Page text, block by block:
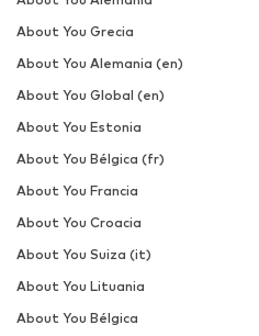
About You Grecia
About You Alemania (en)
About You Global (en)
About You Estonia
About You Bélgica (fr)
About You Francia
About You Croacia
About You Suiza (it)
About You Lituania
About You Bélgica